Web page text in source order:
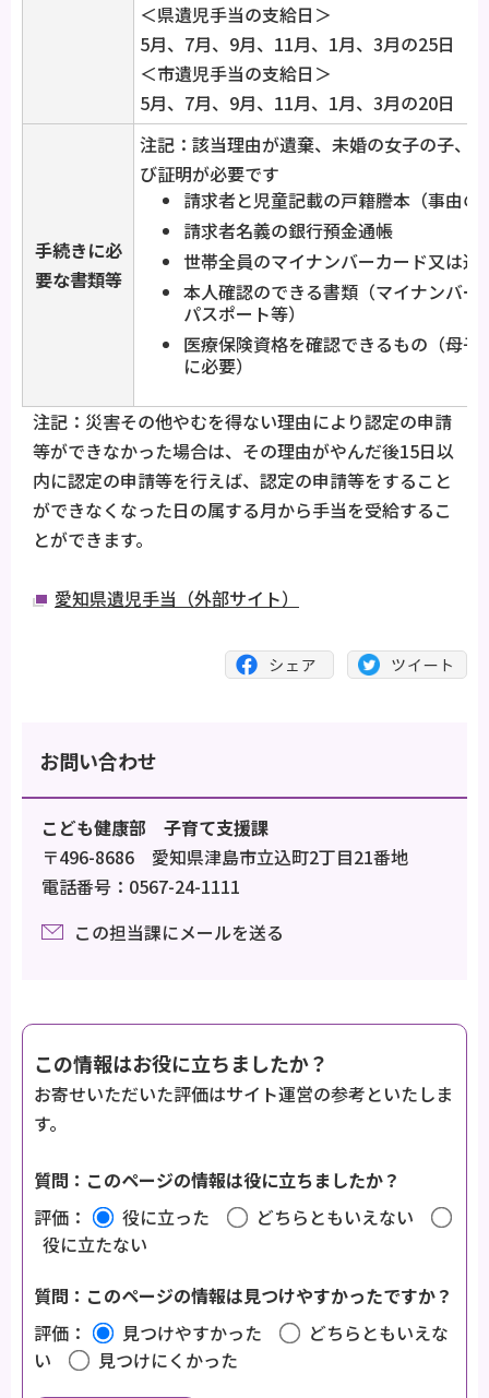
＜県遺児手当の支給日＞
5月、7月、9月、11月、1月、3月の25日
＜市遺児手当の支給日＞
5月、7月、9月、11月、1月、3月の20日
手続きに必
要な書類等
注記：該当理由が遺棄、未婚の女子の子、
び証明が必要です
請求者と児童記載の戸籍謄本（事由の
請求者名義の銀行預金通帳
世帯全員のマイナンバーカード又は通
本人確認のできる書類（マイナンバー
パスポート等）
医療保険資格を確認できるもの（母
に必要）
注記：災害その他やむを得ない理由により認定の申請
等ができなかった場合は、その理由がやんだ後15日以
内に認定の申請等を行えば、認定の申請等をすること
ができなくなった日の属する月から手当を受給するこ
とができます。
愛知県遺児手当（外部サイト）
お問い合わせ
こども健康部 子育て支援課
〒496-8686 愛知県津島市立込町2丁目21番地
電話番号：0567-24-1111
この担当課にメールを送る
この情報はお役に立ちましたか？
お寄せいただいた評価はサイト運営の参考といたしま
す。
質問：このページの情報は役に立ちましたか？
評価：
役に立った
どちらともいえない
役に立たない
質問：このページの情報は見つけやすかったですか？
評価：
見つけやすかった
どちらともいえな
い
見つけにくかった